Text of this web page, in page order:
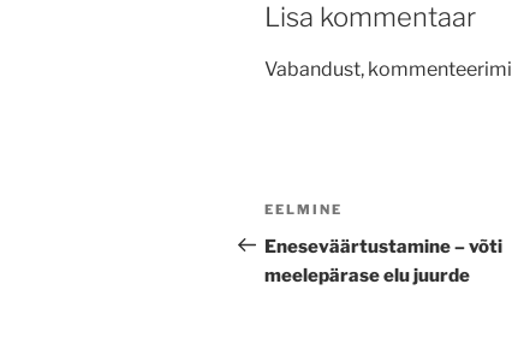
Lisa kommentaar
Vabandust,
Navigeerimine
Previous
Post
EELMINE
Eneseväärtustamine – võti
meelepärase elu juurde